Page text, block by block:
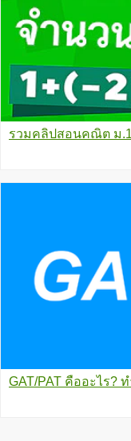
รวมคลิปสอนคณิต ม.1
GAT/PAT คืออะไร?